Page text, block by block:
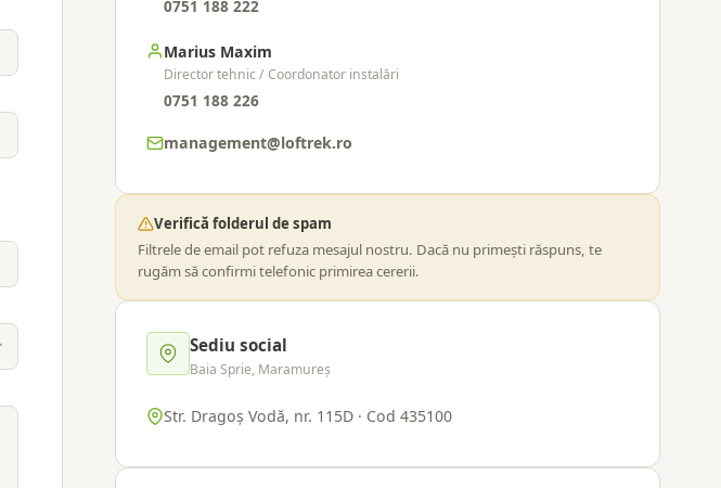
0751 188 222
Marius Maxim
Director tehnic / Coordonator instalări
0751 188 226
management@loftrek.ro
Verifică folderul de spam
Filtrele de email pot refuza mesajul nostru. Dacă nu primești răspuns, te
rugăm să confirmi telefonic primirea cererii.
Sediu social
Baia Sprie, Maramureș
Str. Dragoș Vodă, nr. 115D · Cod 435100